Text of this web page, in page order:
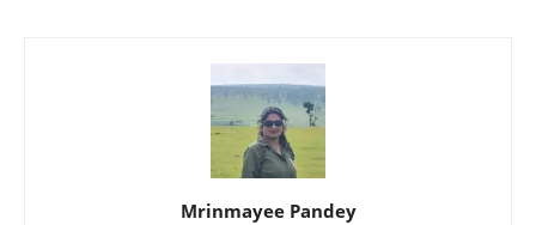
Mrinmayee Pandey